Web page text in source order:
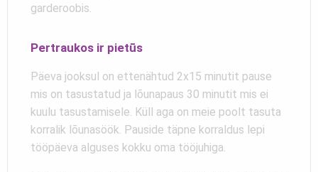
garderoobis.
Pertraukos ir pietūs
Päeva jooksul on ettenähtud 2x15 minutit pause
mis on tasustatud ja lõunapaus 30 minutit mis ei
kuulu tasustamisele. Küll aga on meie poolt tasuta
korralik lõunasöök. Pauside täpne korraldus lepi
tööpäeva alguses kokku oma tööjuhiga.